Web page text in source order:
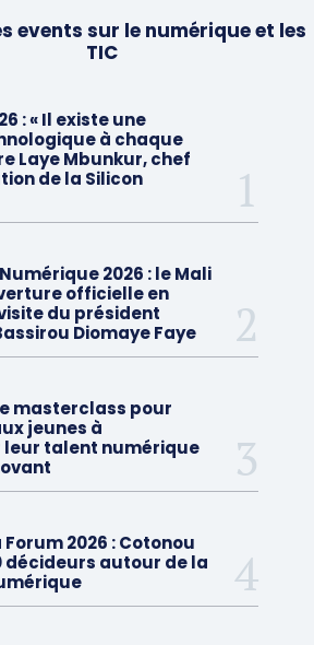
events sur le numérique et les
TIC
: « Il existe une
à chaque
Laye Mbunkur, chef
de la Silicon
2026 : le Mali
officielle en
du président
Diomaye Faye
masterclass pour
jeunes à
talent numérique
2026 : Cotonou
décideurs autour de la